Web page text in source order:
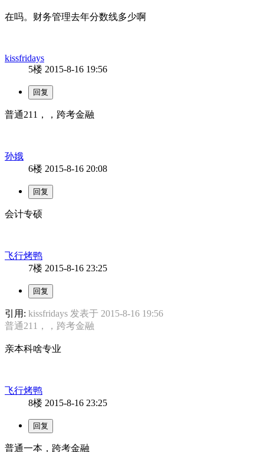
在吗。财务管理去年分数线多少啊
kissfridays
5楼 2015-8-16 19:56
普通211，，跨考金融
孙娥
6楼 2015-8-16 20:08
会计专硕
飞行烤鸭
7楼 2015-8-16 23:25
引用: kissfridays 发表于 2015-8-16 19:56
普通211，，跨考金融
亲本科啥专业
飞行烤鸭
8楼 2015-8-16 23:25
普通一本，跨考金融